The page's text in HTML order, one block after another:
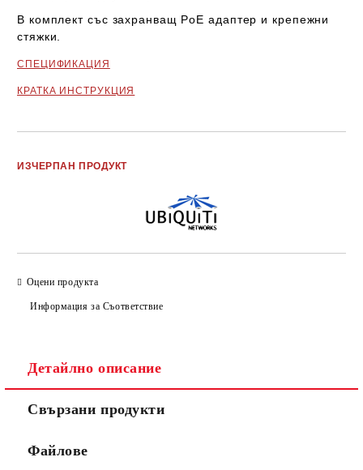
В комплект със захранващ PoE адаптер и крепежни
стяжки.
СПЕЦИФИКАЦИЯ
КРАТКА ИНСТРУКЦИЯ
ИЗЧЕРПАН ПРОДУКТ
Оцени продукта
Информация за Съответствие
Детайлно описание
Свързани продукти
Файлове